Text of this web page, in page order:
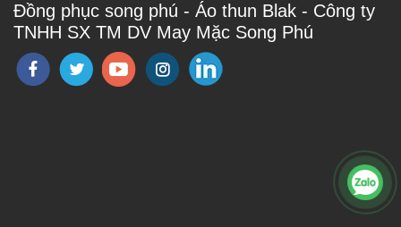
Đồng phục song phú - Áo thun Blak - Công ty
TNHH SX TM DV May Mặc Song Phú